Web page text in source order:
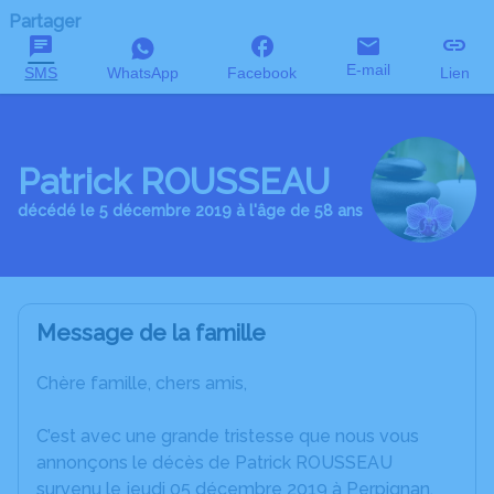
Partager
SMS WhatsApp Facebook E-mail Lien
Patrick ROUSSEAU
décédé le 5 décembre 2019 à l'âge de 58 ans
Message de la famille
Chère famille, chers amis,
C’est avec une grande tristesse que nous vous
annonçons le décès de Patrick ROUSSEAU
survenu le jeudi 05 décembre 2019 à Perpignan.